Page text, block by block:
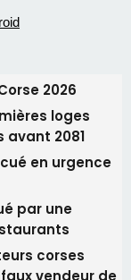
vendeur de
recevez par
sélection de